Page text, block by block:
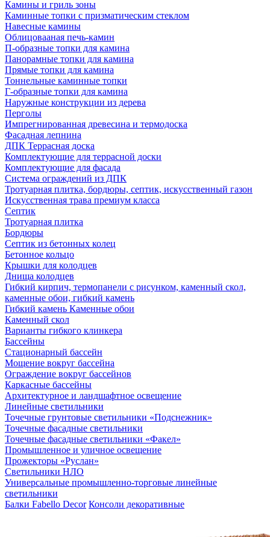
Камины и гриль зоны
Каминные топки с призматическим стеклом
Навесные камины
Облицовааная печь-камин
П-образные топки для камина
Панорамные топки для камина
Прямые топки для камина
Тоннельные каминные топки
Г-образные топки для камина
Наружные конструкции из дерева
Перголы
Импрегнированная древесина и термодоска
Фасадная лепнина
ДПК Террасная доска
Комплектующие для террасной доски
Комплектующие для фасада
Система ограждений из ДПК
Тротуарная плитка, бордюры, септик, искусственный газон
Искусственная трава премиум класса
Септик
Тротуарная плитка
Бордюры
Септик из бетонных колец
Бетонное кольцо
Крышки для колодцев
Днища колодцев
Гибкий кирпич, термопанели с рисунком, каменный скол,
каменные обои, гибкий камень
Гибкий камень Каменные обои
Каменный скол
Варианты гибкого клинкера
Бассейны
Стационарный бассейн
Мощение вокруг бассейна
Ограждение вокруг бассейнов
Каркасные бассейны
Архитектурное и ландшафтное освещение
Линейные светильники
Точечные грунтовые светильники «Подснежник»
Точечные фасадные светильники
Точечные фасадные светильники «Факел»
Промышленное и уличное освещение
Прожекторы «Руслан»
Светильники НЛО
Универсальные промышленно-торговые линейные
светильники
Балки Fabello Decor Консоли декоративные